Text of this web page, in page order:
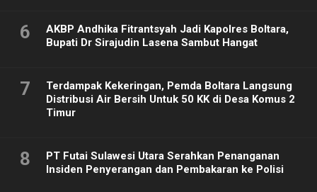
6
AKBP Andhika Fitrantsyah Jadi Kapolres Boltara,
Bupati Dr Sirajudin Lasena Sambut Hangat
7
Terdampak Kekeringan, Pemda Boltara Langsung
Distribusi Air Bersih Untuk 50 KK di Desa Komus 2
Timur
8
PT Futai Sulawesi Utara Serahkan Penanganan
Insiden Penyerangan dan Pembakaran ke Polisi